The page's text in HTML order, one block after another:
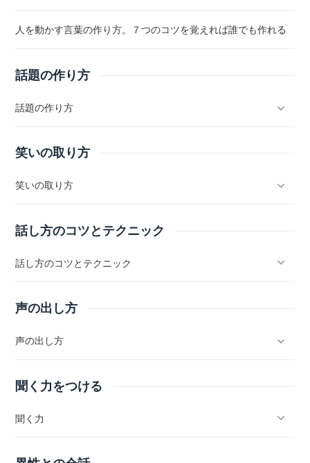
人を動かす言葉の作り方。７つのコツを覚えれば誰でも作れる
話題の作り方
話題の作り方
笑いの取り方
笑いの取り方
話し方のコツとテクニック
話し方のコツとテクニック
声の出し方
声の出し方
聞く力をつける
聞く力